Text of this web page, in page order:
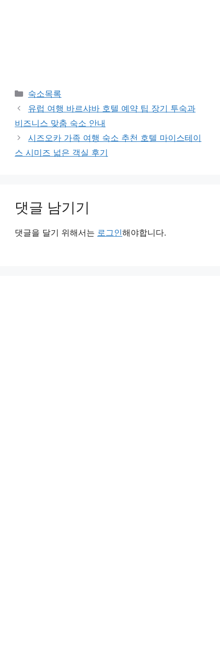
카
테
고
리
숙소목록
유럽 여행 바르샤바 호텔 예약 팁 장기 투숙과
비즈니스 맞춤 숙소 안내
시즈오카 가족 여행 숙소 추천 호텔 마이스테이
스 시미즈 넓은 객실 후기
댓글 남기기
댓글을 달기 위해서는 로그인해야합니다.